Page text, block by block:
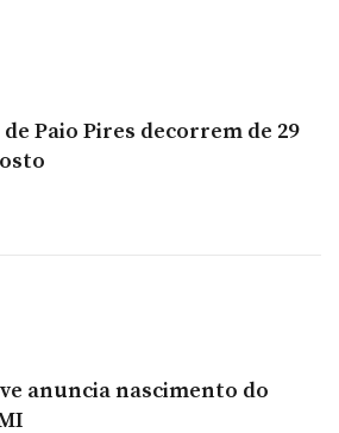
Paio Pires decorrem de 29
anuncia nascimento do